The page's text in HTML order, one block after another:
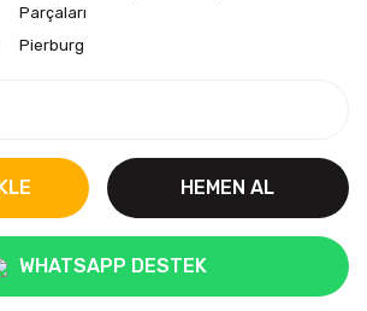
Parçaları
Pierburg
HEMEN AL
WHATSAPP DESTEK